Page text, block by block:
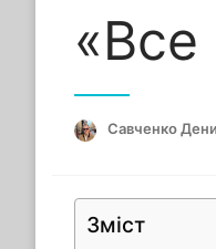
Савченко
Зміст